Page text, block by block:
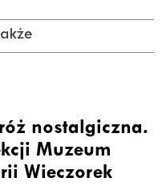
nostalgiczna.
Muzeum
Wieczorek